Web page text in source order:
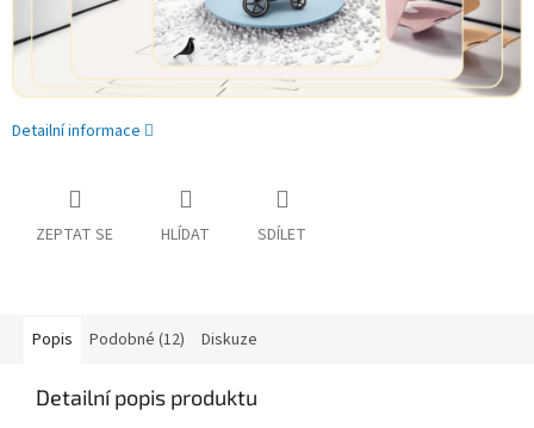
Detailní informace
ZEPTAT SE HLÍDAT SDÍLET
Popis Podobné (12) Diskuze
Detailní popis produktu